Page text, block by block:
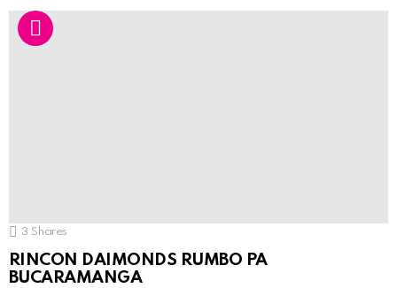
3 Shares
RINCON DAIMONDS RUMBO PA
BUCARAMANGA